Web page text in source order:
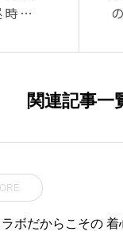
に
#
関連記事一
ボだからこその